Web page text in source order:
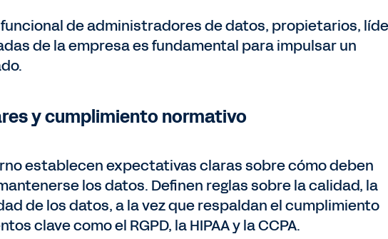
de administradores de datos, propietarios,
de la empresa es fundamental para impulsar un
y cumplimiento normativo
establecen expectativas claras sobre cómo deben
los datos. Definen reglas sobre la calidad, la
de los datos, a la vez que respaldan el cumplimiento
clave como el RGPD, la HIPAA y la CCPA.